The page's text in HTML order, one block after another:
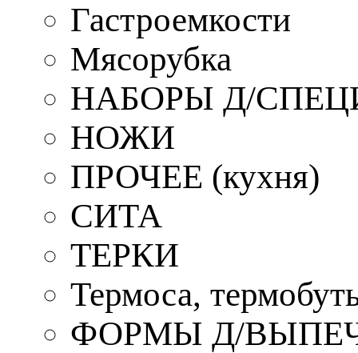
Гастроемкости
Мясорубка
НАБОРЫ Д/
НОЖИ
ПРОЧЕЕ (кухня)
СИТА
ТЕРКИ
Термоса,
ФОРМЫ Д/